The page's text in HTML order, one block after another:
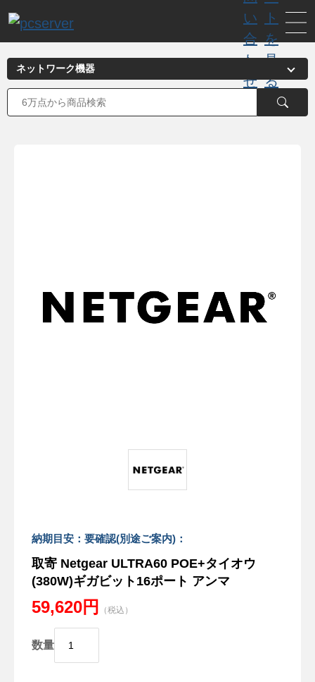
納期目安：要確認(別途ご案内)：
取寄 Netgear ULTRA60 POE+タイオウ
(380W)ギガビット16ポート アンマ
59,620円 （税込）
数量